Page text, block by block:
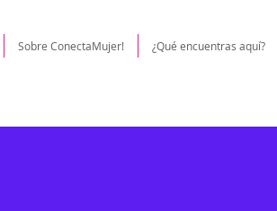
Sobre ConectaMujer! ¿Qué encuentras aquí?